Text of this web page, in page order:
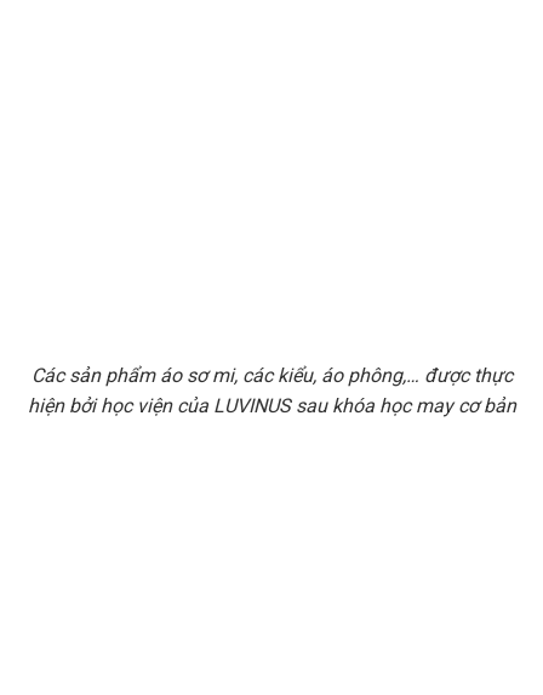
Các sản phẩm áo sơ mi, các kiểu, áo phông,… được thực
hiện bởi học viện của LUVINUS sau khóa học may cơ bản